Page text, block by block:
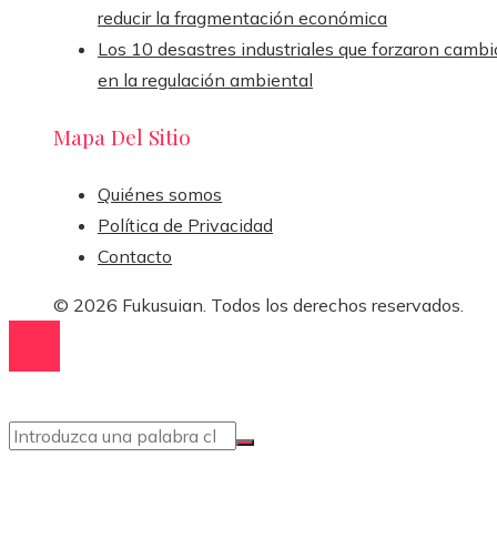
reducir la fragmentación económica
Los 10 desastres industriales que forzaron
en la regulación ambiental
Mapa Del Sitio
Quiénes somos
Política de Privacidad
Contacto
© 2026 Fukusuian. Todos los derechos reservados.